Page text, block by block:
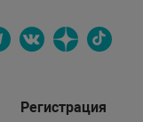
Регистрация